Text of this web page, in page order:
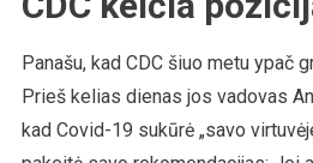
Panašu, kad CDC šiuo metu ypač
Prieš kelias dienas jos vadovas
kad Covid-19 sukūrė „savo